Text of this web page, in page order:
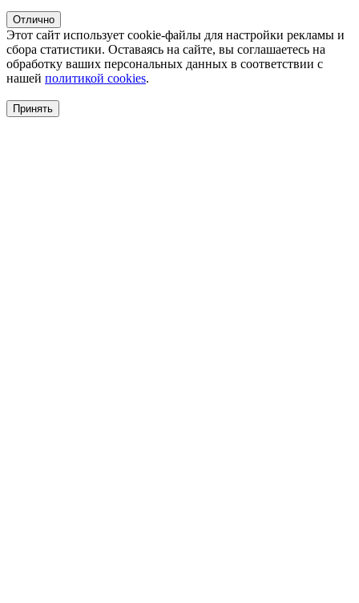
Отлично
Этот сайт использует cookie-файлы для настройки рекламы и
сбора статистики. Оставаясь на сайте, вы соглашаетесь на
обработку ваших персональных данных в соответствии с
нашей политикой cookies.
Принять